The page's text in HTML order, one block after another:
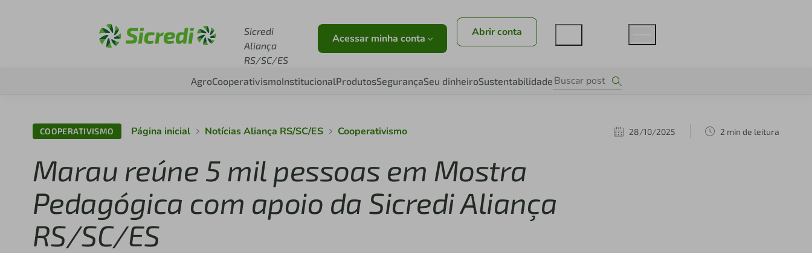
Sicredi
Aliança
RS/SC/ES
Acessar minha conta Abrir conta
AgroCooperativismoInstitucionalProdutosSegurançaSeu dinheiroSustentabilidade
COOPERATIVISMO Página inicial Notícias Aliança RS/SC/ES Cooperativismo 28/10/2025 2 min de leitura
Marau reúne 5 mil pessoas em Mostra
Pedagógica com apoio da Sicredi Aliança
RS/SC/ES